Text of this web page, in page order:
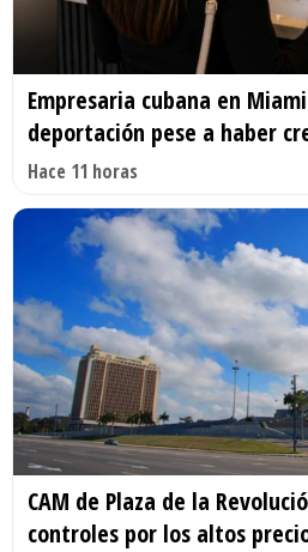
Empresaria cubana en
deportación pese a haber
Hace 11 horas
CAM de Plaza de la
controles por los altos